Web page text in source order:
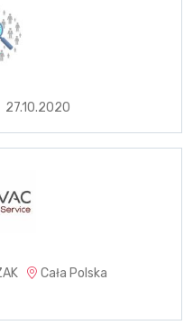
27.10.2020
Cała Polska